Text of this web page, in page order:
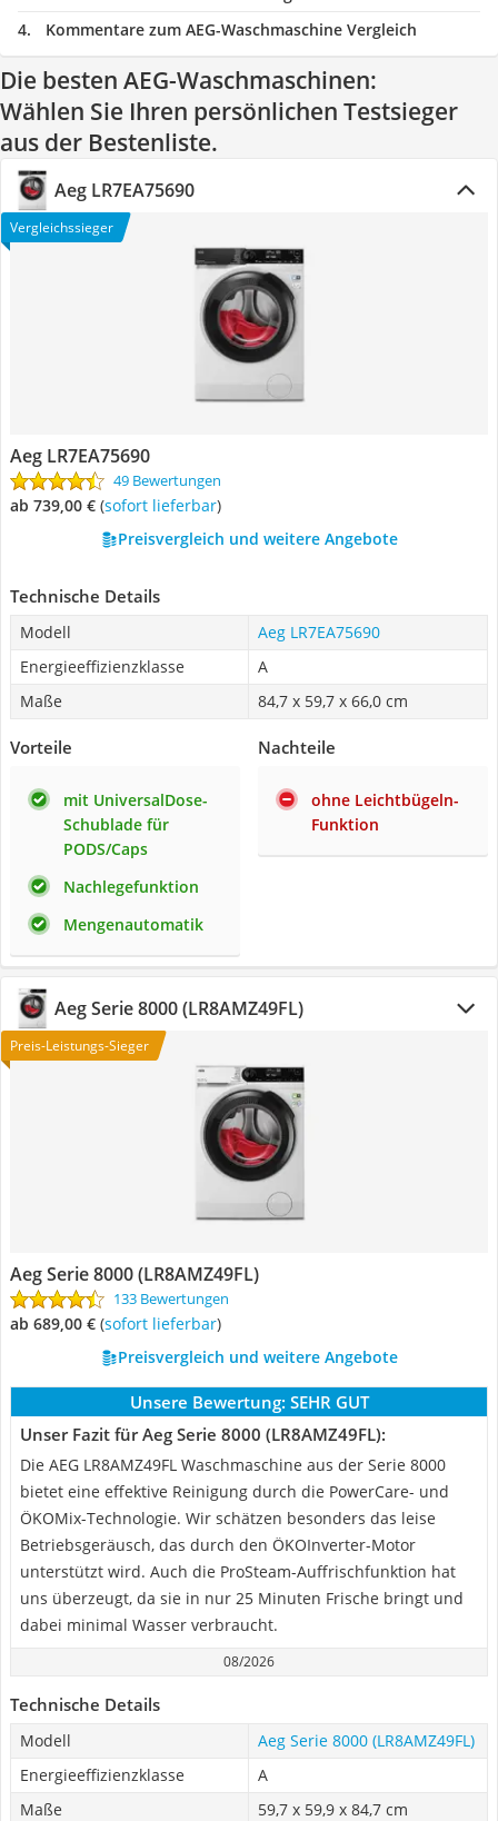
Kommentare zum AEG-Waschmaschine Vergleich
Die besten AEG-Waschmaschinen:
Wählen Sie Ihren persönlichen Testsieger
aus der Bestenliste.
Aeg LR7EA75690
Vergleichssieger
Aeg LR7EA75690
49 Bewertungen
ab 739,00 € ( Sofort lieferbar)
Preisvergleich und weitere Angebote
Technische Details
Modell
Aeg LR7EA75690
Energieeffizienzklasse
A
Maße
84,7 x 59,7 x 66,0 cm
Vorteile
mit UniversalDose-
Schublade für
PODS/Caps
Nachlegefunktion
Mengenautomatik
Nachteile
ohne Leichtbügeln-
Funktion
Aeg Serie 8000 (LR8AMZ49FL)
Preis-Leistungs-Sieger
Aeg Serie 8000 (LR8AMZ49FL)
133 Bewertungen
ab 689,00 € ( Sofort lieferbar)
Preisvergleich und weitere Angebote
Unsere Bewertung: SEHR GUT
Unser Fazit für Aeg Serie 8000 (LR8AMZ49FL):
Die AEG LR8AMZ49FL Waschmaschine aus der Serie 8000
bietet eine effektive Reinigung durch die PowerCare- und
ÖKOMix-Technologie. Wir schätzen besonders das leise
Betriebsgeräusch, das durch den ÖKOInverter-Motor
unterstützt wird. Auch die ProSteam-Auffrischfunktion hat
uns überzeugt, da sie in nur 25 Minuten Frische bringt und
dabei minimal Wasser verbraucht.
08/2026
Technische Details
Modell
Aeg Serie 8000 (LR8AMZ49FL)
Energieeffizienzklasse
A
Maße
59,7 x 59,9 x 84,7 cm